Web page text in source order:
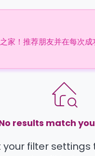
家！推荐朋友并在每次
results match
your filter